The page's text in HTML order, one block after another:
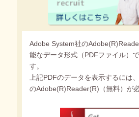
Adobe System社の
能なデータ形式（PDFファイル）
す。
上記PDFのデータを表示するには
のAdobe(R)Reader(R)（無料）が必